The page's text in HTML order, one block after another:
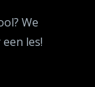
We
les!